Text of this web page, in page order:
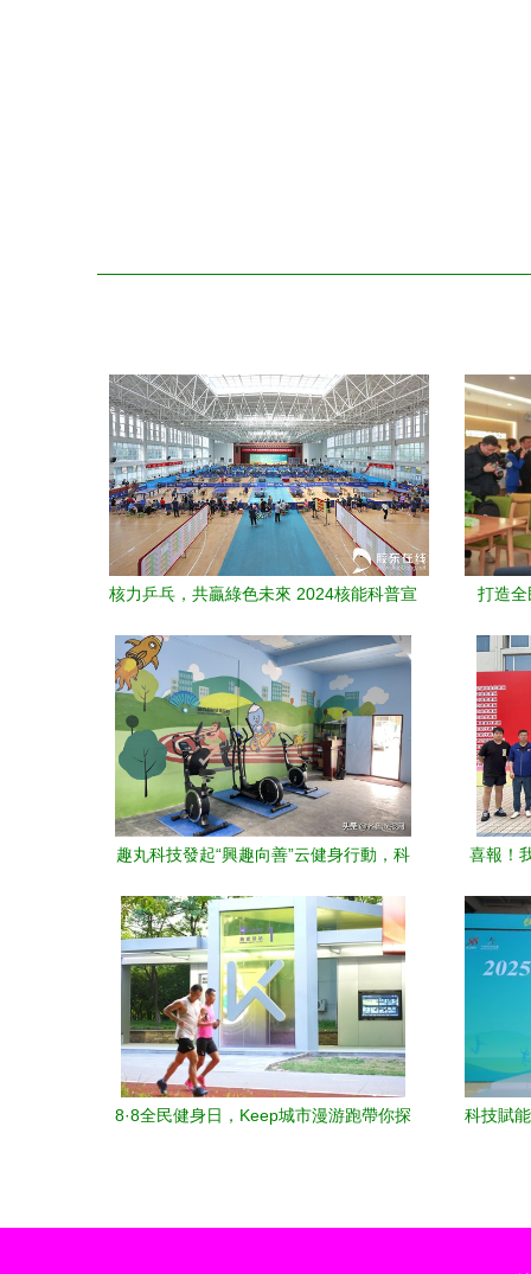
核力乒乓，共贏綠色未來 2024核能科普宣
打造全
趣丸科技發起“興趣向善”云健身行動，科
喜報！
8·8全民健身日，Keep城市漫游跑帶你探
科技賦